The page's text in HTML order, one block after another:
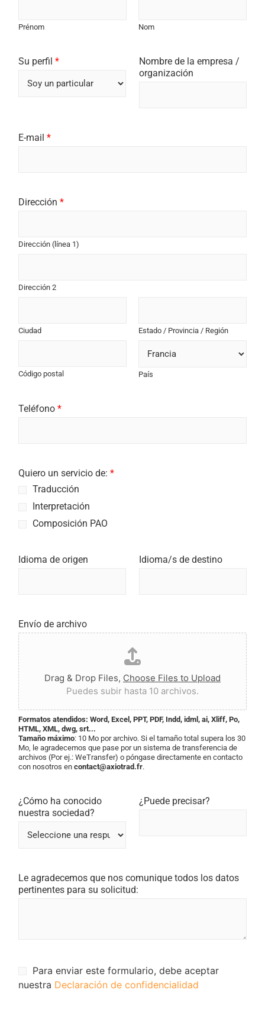
Prénom Nom
Su perfil *
Nombre de la empresa /
organización
E-mail *
Dirección *
Dirección (línea 1)
Dirección 2
Ciudad Estado / Provincia / Región
Código postal País
Teléfono *
Quiero un servicio de: *
Traducción
Interpretación
Composición PAO
Idioma de origen Idioma/s de destino
Envío de archivo
Drag & Drop Files, Choose Files to Upload
Puedes subir hasta 10 archivos.
Formatos atendidos: Word, Excel, PPT, PDF, Indd, idml, ai, Xliff, Po,
HTML, XML, dwg, srt...
Tamaño máximo: 10 Mo por archivo. Si el tamaño total supera los 30
Mo, le agradecemos que pase por un sistema de transferencia de
archivos (Por ej.: WeTransfer) o póngase directamente en contacto
con nosotros en contact@axiotrad.fr.
¿Cómo ha conocido
nuestra sociedad?
¿Puede precisar?
Le agradecemos que nos comunique todos los datos
pertinentes para su solicitud:
Para enviar este formulario, debe aceptar
nuestra Declaración de confidencialidad